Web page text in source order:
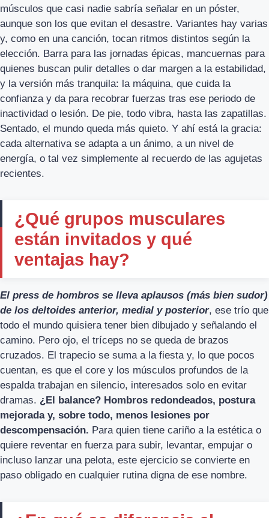
músculos que casi nadie sabría señalar en un póster,
aunque son los que evitan el desastre. Variantes hay varias
y, como en una canción, tocan ritmos distintos según la
elección. Barra para las jornadas épicas, mancuernas para
quienes buscan pulir detalles o dar margen a la estabilidad,
y la versión más tranquila: la máquina, que cuida la
confianza y da para recobrar fuerzas tras ese periodo de
inactividad o lesión. De pie, todo vibra, hasta las zapatillas.
Sentado, el mundo queda más quieto. Y ahí está la gracia:
cada alternativa se adapta a un ánimo, a un nivel de
energía, o tal vez simplemente al recuerdo de las agujetas
recientes.
¿Qué grupos musculares
están invitados y qué
ventajas hay?
El press de hombros se lleva aplausos (más bien sudor)
de los deltoides anterior, medial y posterior, ese trío que
todo el mundo quisiera tener bien dibujado y señalando el
camino. Pero ojo, el tríceps no se queda de brazos
cruzados. El trapecio se suma a la fiesta y, lo que pocos
cuentan, es que el core y los músculos profundos de la
espalda trabajan en silencio, interesados solo en evitar
dramas. ¿El balance? Hombros redondeados, postura
mejorada y, sobre todo, menos lesiones por
descompensación. Para quien tiene cariño a la estética o
quiere reventar en fuerza para subir, levantar, empujar o
incluso lanzar una pelota, este ejercicio se convierte en
paso obligado en cualquier rutina digna de ese nombre.